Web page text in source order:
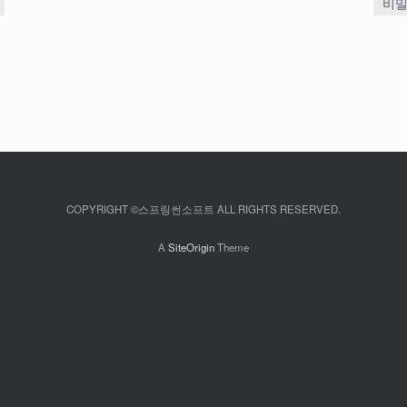
COPYRIGHT ©스프링썬소프트 ALL RIGHTS RESERVED.
ASiteOriginTheme